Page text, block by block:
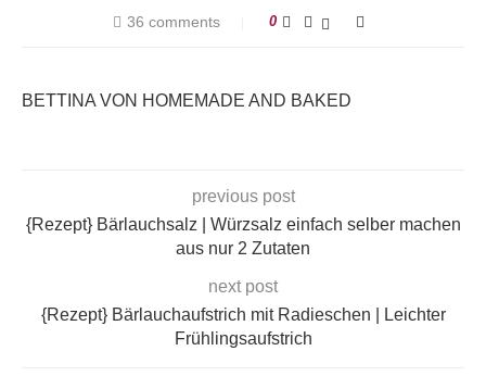
36 comments 0
BETTINA VON HOMEMADE AND BAKED
previous post
{Rezept} Bärlauchsalz | Würzsalz einfach selber machen
aus nur 2 Zutaten
next post
{Rezept} Bärlauchaufstrich mit Radieschen | Leichter
Frühlingsaufstrich